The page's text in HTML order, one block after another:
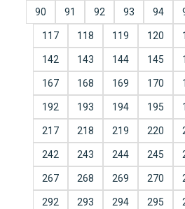
90 91 92 93 94
117 118 119 120
142 143 144 145
167 168 169 170
192 193 194 195
217 218 219 220
242 243 244 245
267 268 269 270
292 293 294 295